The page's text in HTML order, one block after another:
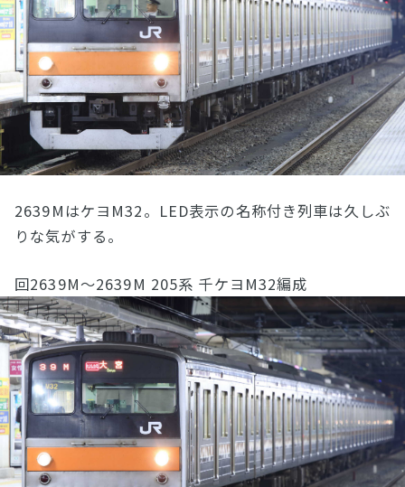
2639MはケヨM32。LED表示の名称付き列車は久しぶ
りな気がする。
回2639M〜2639M 205系 千ケヨM32編成